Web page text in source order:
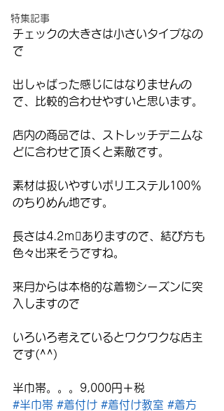
特集記事
チェックの大きさは小さいタイプなの
で
出しゃばった感じにはなりませんの
で、比較的合わせやすいと思います。
店内の商品では、ストレッチデニムな
どに合わせて頂くと素敵です。
素材は扱いやすいポリエステル100％
のちりめん地です。
長さは4.2ｍありますので、結び方も
色々出来そうですね。
来月からは本格的な着物シーズンに突
入しますので
いろいろ考えているとワクワクな店主
です(^^)
半巾帯。。。9,000円＋税
#半巾帯 #着付け #着付け教室 #着方